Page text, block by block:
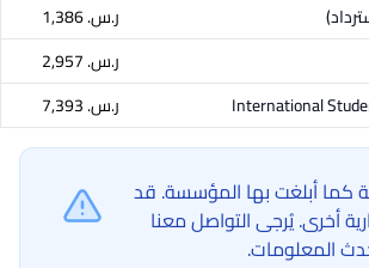
ر.س.‏ 1,386
ر.س.‏ 2,957
International
ر.س.‏ 7,393
كما أبلغت بها المؤسسة. قد
أخرى. يُرجى التواصل معنا
المعلومات.